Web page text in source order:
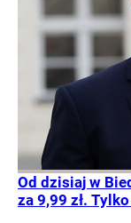
Od dzisiaj w
za 9,99 zł.